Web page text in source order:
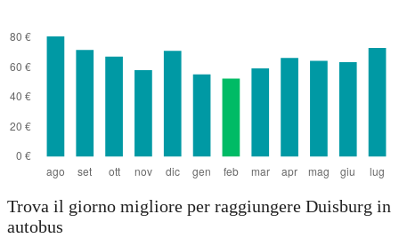
Trova il giorno migliore per raggiungere Duisburg in
autobus